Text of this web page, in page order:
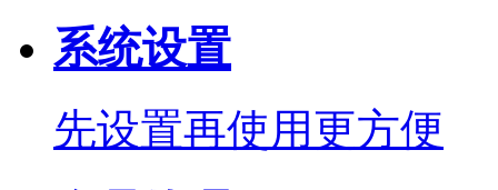
系统设置
先设置再使用更方便